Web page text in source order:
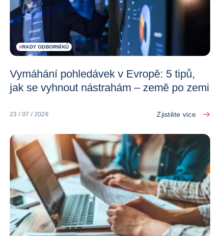
#RADY ODBORNÍKŮ
Vymáhání pohledávek v Evropě: 5 tipů,
jak se vyhnout nástrahám – země po zemi
23 / 07 / 2026 Zjistěte více